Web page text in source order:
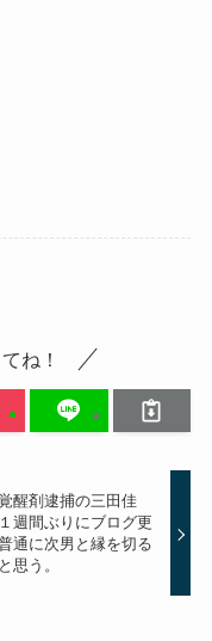
ね！
醒剤逮捕の三田佳
週間ぶりにブログ更
通に次男と縁を切る
思う。